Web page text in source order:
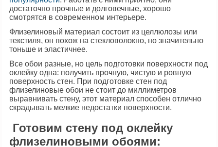
достаточно прочные и долговечные, хорошо
смотрятся в современном интерьере.
Флизелиновый материал состоит из целлюлозы или
текстиля, он похож на стекловолокно, но значительно
тоньше и эластичнее.
Все обои разные, но цель подготовки поверхности под
оклейку одна: получить прочную, чистую и ровную
поверхность стен. При подготовке стен под
флизелиновые обои не стоит до миллиметров
выравнивать стену, этот материал способен отлично
скрадывать мелкие недостатки поверхности.
Готовим стену под оклейку
флизелиновыми обоями: